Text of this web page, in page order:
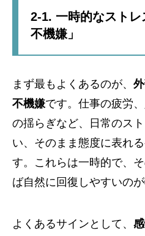
2-1. 一時的なスト
不機嫌」
まず最もよくあるのが、
不機嫌です。仕事の疲労
の揺らぎなど、日常のス
い、そのまま態度に表れ
す。これらは一時的で、
ば自然に回復しやすいのが
よくあるサインとして、